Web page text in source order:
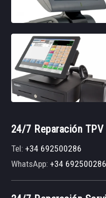
24/7 Reparación
Tel:+34 692500286
WhatsApp:+34 692500286